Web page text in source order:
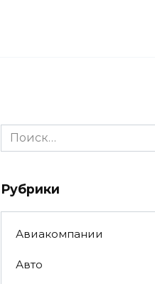
Search
for:
Рубрики
Авиакомпании
Авто